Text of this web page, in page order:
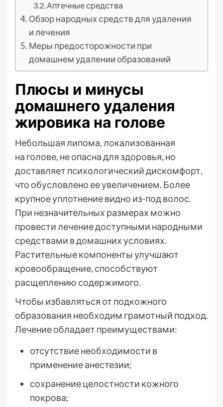
Аптечные средства
Обзор народных средств для удаления
и лечения
Меры предосторожности при
домашнем удалении образований
Плюсы и минусы
домашнего удаления
жировика на голове
Небольшая липома, локализованная
на голове, не опасна для здоровья, но
доставляет психологический дискомфорт,
что обусловлено ее увеличением. Более
крупное уплотнение видно из-под волос.
При незначительных размерах можно
провести лечение доступными народными
средствами в домашних условиях.
Растительные компоненты улучшают
кровообращение, способствуют
расщеплению содержимого.
Чтобы избавляться от подкожного
образования необходим грамотный подход.
Лечение обладает преимуществами:
отсутствие необходимости в
применение анестезии;
сохранение целостности кожного
покрова;